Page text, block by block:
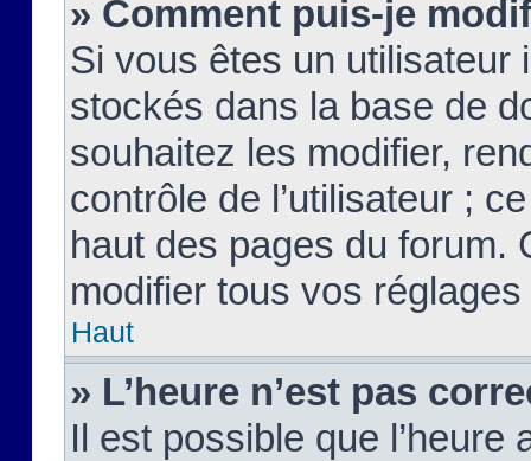
» Comment puis-je
Si vous êtes un
stockés dans la base de
souhaitez les modifier,
contrôle de l’utilisateur ;
haut des pages du forum.
modifier tous vos
Haut
» L’heure n’est pas
Il est possible que